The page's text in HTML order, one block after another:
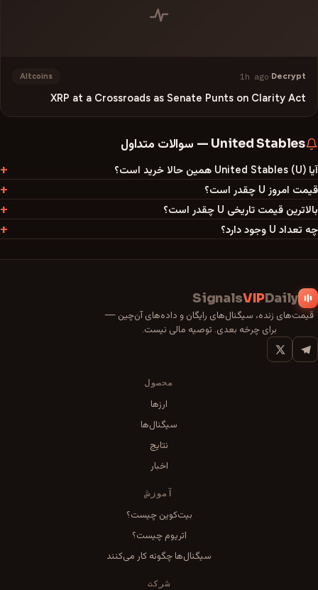
Decrypt
·
1h ago
Altcoins
XRP at a Crossroads as Senate Punts on Clarity Act
United Stables
— سوالات متداول
آیا United Stables (U) همین حالا خرید است؟
قیمت امروز U چقدر است؟
بالاترین قیمت تاریخی U چقدر است؟
چه تعداد U وجود دارد؟
Daily
VIP
Signals
قیمت‌های زنده، سیگنال‌های رایگان و داده‌های آن‌چین —
برای چرخه بعدی. توصیه مالی نیست.
محصول
ارزها
سیگنال‌ها
نتایج
اخبار
آموزش
بیت‌کوین چیست؟
اتریوم چیست؟
سیگنال‌ها چگونه کار می‌کنند
شرکت